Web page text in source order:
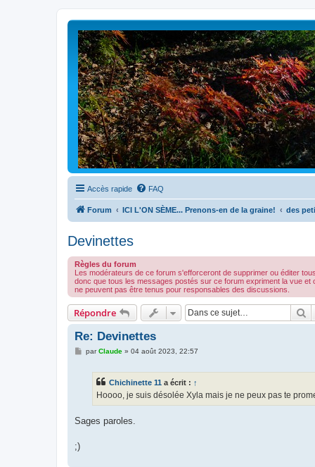
Accès rapide FAQ
Forum ICI L'ON SÈME... Prenons-en de la graine! des
Devinettes
Règles du forum
Les modérateurs de ce forum s'efforceront de supprimer ou éditer
donc que tous les messages postés sur ce forum expriment la vue
ne peuvent pas être tenus pour responsables des discussions.
Répondre
Re: Devinettes
MparClaude» 04 août 2023, 22:57
Chichinette 11 a écrit : ↑
Hoooo, je suis désolée Xyla mais je ne peux pas te
Sages paroles.
;)